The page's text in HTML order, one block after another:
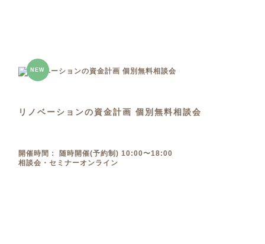
NEW
リノベーションの資金計画 個別無料相談会
開催時間： 随時開催(予約制) 10:00〜18:00
相談会・セミナーオンライン